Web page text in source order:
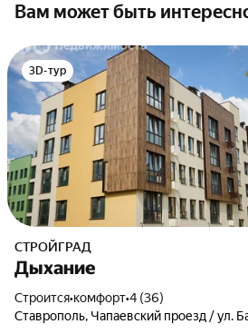
Вам может быть
3D-тур
СТРОЙГРАД
Дыхание
Строится•комфорт•4 (36)
Ставрополь, Чапаевский проезд / ул.